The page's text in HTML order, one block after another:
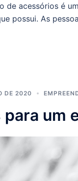
de acessórios é
possui. As
DE 2020
para um